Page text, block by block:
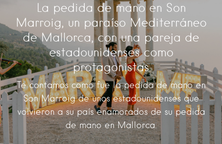
La pedida de mano en Son
Marroig, un paraíso Mediterráneo
de Mallorca, con una pareja de
estadounidenses como
protagonistas
Te contamos como fue la pedida de mano en
Son Marroig de unos estadounidenses que
volvieron a su país enamorados de su pedida
de mano en Mallorca.